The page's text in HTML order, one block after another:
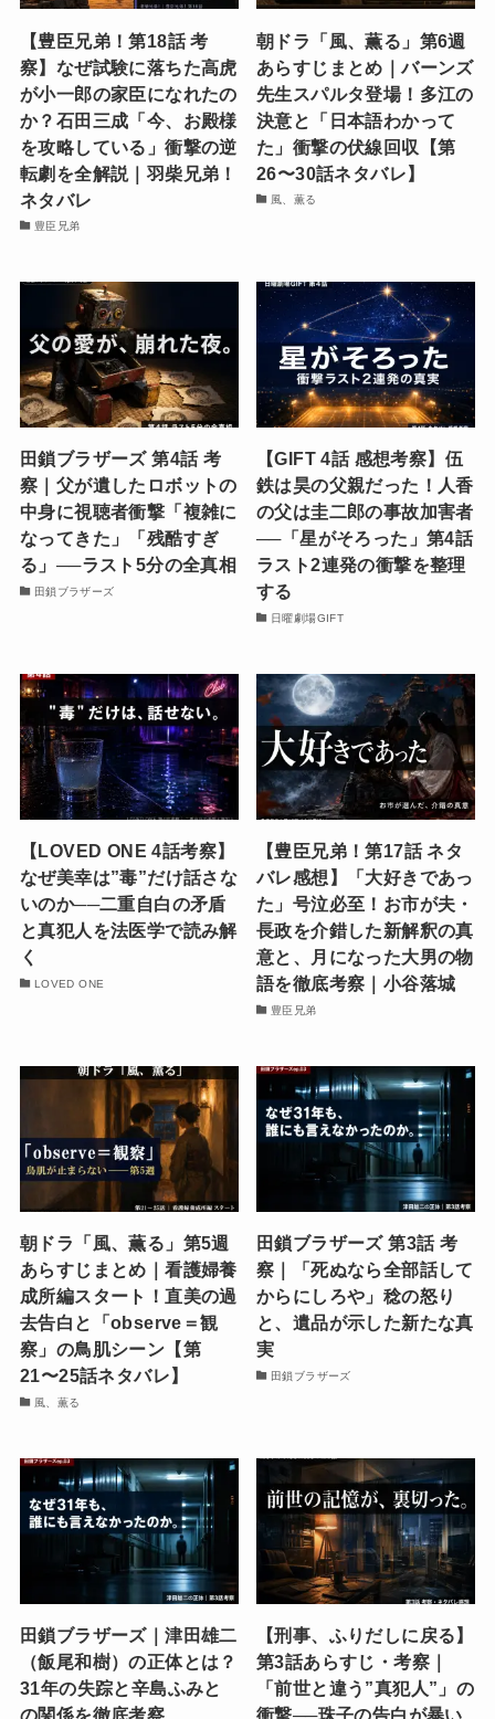
【豊臣兄弟！第18話 考
察】なぜ試験に落ちた高虎
が小一郎の家臣になれたの
か？石田三成「今、お殿様
を攻略している」衝撃の逆
転劇を全解説｜羽柴兄弟！
ネタバレ
豊臣兄弟
朝ドラ「風、薫る」第6週
あらすじまとめ｜バーンズ
先生スパルタ登場！多江の
決意と「日本語わかって
た」衝撃の伏線回収【第
26〜30話ネタバレ】
風、薫る
田鎖ブラザーズ 第4話 考
察｜父が遺したロボットの
中身に視聴者衝撃「複雑に
なってきた」「残酷すぎ
る」──ラスト5分の全真相
田鎖ブラザーズ
【GIFT 4話 感想考察】伍
鉄は昊の父親だった！人香
の父は圭二郎の事故加害者
──「星がそろった」第4話
ラスト2連発の衝撃を整理
する
日曜劇場GIFT
【LOVED ONE 4話考察】
なぜ美幸は”毒”だけ話さな
いのか──二重自白の矛盾
と真犯人を法医学で読み解
く
LOVED ONE
【豊臣兄弟！第17話 ネタ
バレ感想】「大好きであっ
た」号泣必至！お市が夫・
長政を介錯した新解釈の真
意と、月になった大男の物
語を徹底考察｜小谷落城
豊臣兄弟
朝ドラ「風、薫る」第5週
あらすじまとめ｜看護婦養
成所編スタート！直美の過
去告白と「observe＝観
察」の鳥肌シーン【第
21〜25話ネタバレ】
風、薫る
田鎖ブラザーズ 第3話 考
察｜「死ぬなら全部話して
からにしろや」稔の怒り
と、遺品が示した新たな真
実
田鎖ブラザーズ
田鎖ブラザーズ｜津田雄二
（飯尾和樹）の正体とは？
31年の失踪と辛島ふみと
の関係を徹底考察
【刑事、ふりだしに戻る】
第3話あらすじ・考察｜
「前世と違う”真犯人”」の
衝撃──珠子の告白が暴い